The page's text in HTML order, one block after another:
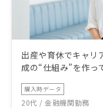
出産や育休でキャリ
成の“仕組み”を作っ
購入時データ
20代 / 金融機関勤務